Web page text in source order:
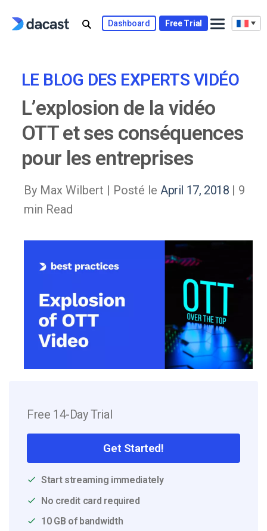
Dashboard Free Trial
LE BLOG DES EXPERTS VIDÉO
L’explosion de la vidéo
OTT et ses conséquences
pour les entreprises
By Max Wilbert | Posté le April 17, 2018 | 9
min Read
Free 14-Day Trial
Get Started!
Start streaming immediately
No credit card required
10 GB of bandwidth